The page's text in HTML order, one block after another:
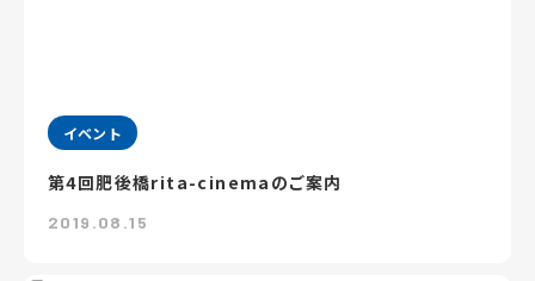
イベント
第4回肥後橋rita-cinemaのご案内
2019.08.15